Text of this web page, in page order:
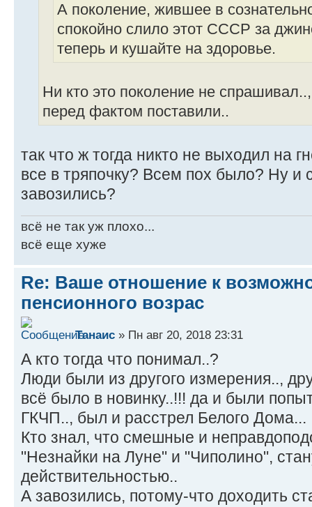
А поколение, жившее в
спокойно слило этот СССР за
теперь и кушайте на здоровье.
Ни кто это поколение не
перед фактом поставили..
так что ж тогда никто не выходил на
все в тряпочку? Всем пох было? Ну и
завозились?
всё не так уж плохо...
всё еще хуже
Re: Ваше отношение к
пенсионного возрас
Танаис » Пн авг 20, 2018 23:31
А кто тогда что понимал..?
Люди были из другого измерения..,
всё было в новинку..!!! да и были
ГКЧП.., был и расстрел Белого Дома...
Кто знал, что смешные и
"Незнайки на Луне" и "Чиполино",
действительностью..
А завозились, потому-что доходить